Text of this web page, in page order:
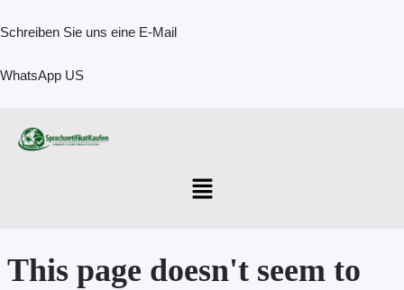
to
Schreiben Sie uns eine E-Mail
WhatsApp US
Menu
This page doesn't seem to
for: